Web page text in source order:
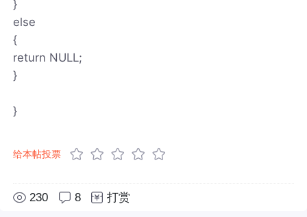
}
else
{
return NULL;
}
}
给本帖投票
230 8 打赏